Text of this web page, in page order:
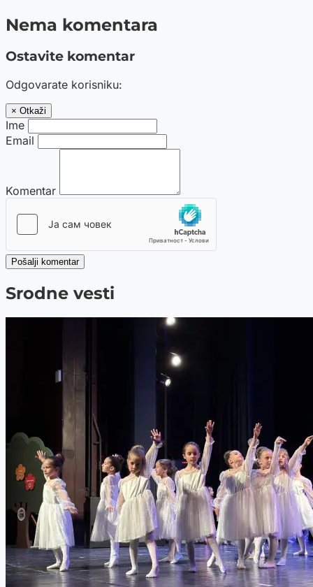
Nema komentara
Ostavite komentar
Odgovarate korisniku:
× Otkaži
Ime
Email
Komentar
Pošalji komentar
Srodne vesti